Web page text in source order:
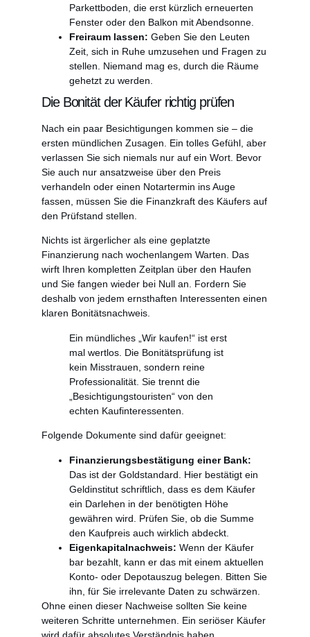
Parkettboden, die erst kürzlich erneuerten
Fenster oder den Balkon mit Abendsonne.
Freiraum lassen: Geben Sie den Leuten
Zeit, sich in Ruhe umzusehen und Fragen zu
stellen. Niemand mag es, durch die Räume
gehetzt zu werden.
Die Bonität der Käufer richtig prüfen
Nach ein paar Besichtigungen kommen sie – die
ersten mündlichen Zusagen. Ein tolles Gefühl, aber
verlassen Sie sich niemals nur auf ein Wort. Bevor
Sie auch nur ansatzweise über den Preis
verhandeln oder einen Notartermin ins Auge
fassen, müssen Sie die Finanzkraft des Käufers auf
den Prüfstand stellen.
Nichts ist ärgerlicher als eine geplatzte
Finanzierung nach wochenlangem Warten. Das
wirft Ihren kompletten Zeitplan über den Haufen
und Sie fangen wieder bei Null an. Fordern Sie
deshalb von jedem ernsthaften Interessenten einen
klaren Bonitätsnachweis.
Ein mündliches „Wir kaufen!“ ist erst
mal wertlos. Die Bonitätsprüfung ist
kein Misstrauen, sondern reine
Professionalität. Sie trennt die
„Besichtigungstouristen“ von den
echten Kaufinteressenten.
Folgende Dokumente sind dafür geeignet:
Finanzierungsbestätigung einer Bank:
Das ist der Goldstandard. Hier bestätigt ein
Geldinstitut schriftlich, dass es dem Käufer
ein Darlehen in der benötigten Höhe
gewähren wird. Prüfen Sie, ob die Summe
den Kaufpreis auch wirklich abdeckt.
Eigenkapitalnachweis: Wenn der Käufer
bar bezahlt, kann er das mit einem aktuellen
Konto- oder Depotauszug belegen. Bitten Sie
ihn, für Sie irrelevante Daten zu schwärzen.
Ohne einen dieser Nachweise sollten Sie keine
weiteren Schritte unternehmen. Ein seriöser Käufer
wird dafür absolutes Verständnis haben.